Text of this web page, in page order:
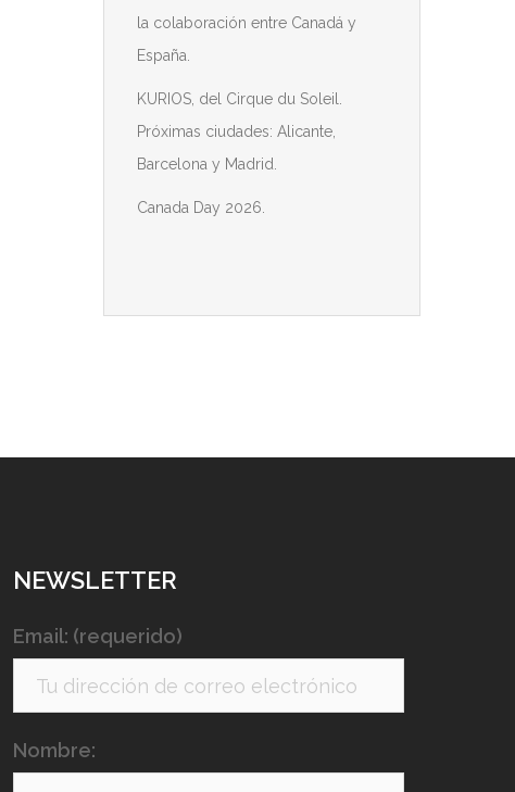
la colaboración entre Canadá y
España.
KURIOS, del Cirque du Soleil.
Próximas ciudades: Alicante,
Barcelona y Madrid.
Canada Day 2026.
NEWSLETTER
Email: (requerido)
Nombre: